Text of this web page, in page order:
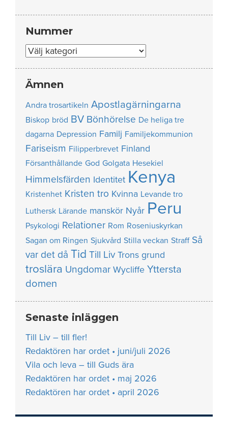
Nummer
Nummer
Ämnen
Andra trosartikeln Apostlagärningarna
Biskop bröd BV Bönhörelse De heliga tre
dagarna Depression Familj Familjekommunion
Fariseism Filipperbrevet Finland
Försanthållande God Golgata Hesekiel
Himmelsfärden Identitet Kenya
Kristenhet Kristen tro Kvinna Levande tro
Luthersk Lärande manskör Nyår Peru
Psykologi Relationer Rom Roseniuskyrkan
Sagan om Ringen Sjukvård Stilla veckan Straff Så
var det då Tid Till Liv Trons grund
troslära Ungdomar Wycliffe Yttersta
domen
Senaste inläggen
Till Liv – till fler!
Redaktören har ordet • juni/juli 2026
Vila och leva – till Guds ära
Redaktören har ordet • maj 2026
Redaktören har ordet • april 2026